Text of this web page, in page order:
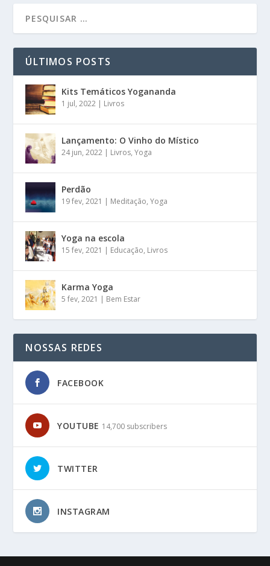
ÚLTIMOS POSTS
Kits Temáticos Yogananda
1 jul, 2022 | Livros
Lançamento: O Vinho do Místico
24 jun, 2022 | Livros,Yoga
Perdão
19 fev, 2021 | Meditação,Yoga
Yoga na escola
15 fev, 2021 | Educação, Livros
Karma Yoga
5 fev, 2021 | Bem Estar
NOSSAS REDES
FACEBOOK
YOUTUBE 14,700 subscribers
TWITTER
INSTAGRAM